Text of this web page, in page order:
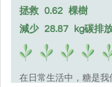
拯救 0.62 棵樹
減少 28.87 kg碳排
在日常生活中，糖是